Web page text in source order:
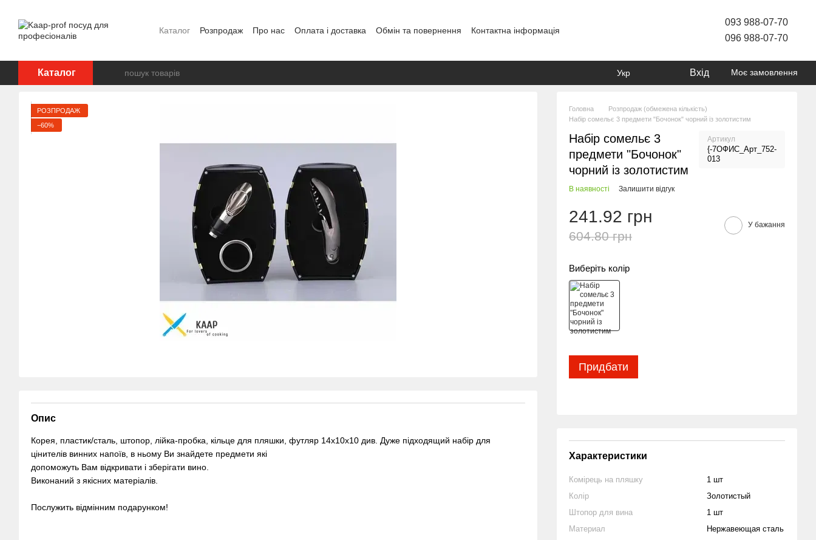
Каталог Розпродаж Про нас Оплата і доставка Обмін та повернення
Контактна інформація
093 988-07-70
096 988-07-70
Каталог Укр Вхід Моє замовлення
Головна
Розпродаж (обмежена кількість)
Набір сомельє 3 предмети "Бочонок" чорний із золотистим
Набір сомельє 3
предмети "Бочонок"
чорний із золотистим
Артикул
{-7ОФИС_Арт_752-
013
В наявності Залишити відгук
241.92 грн
604.80 грн
У бажання
Виберіть колір
Придбати
Характеристики
Комірець на пляшку
1 шт
Колір
Золотистый
Штопор для вина
1 шт
Материал
Нержавеющая сталь
РОЗПРОДАЖ
−60%
Опис
Корея, пластик/сталь, штопор, лійка-пробка, кільце для пляшки, футляр 14х10х10 див. Дуже підходящий набір для
цінителів винних напоїв, в ньому Ви знайдете предмети які
допоможуть Вам відкривати і зберігати вино.
Виконаний з якісних матеріалів.
Послужить відмінним подарунком!